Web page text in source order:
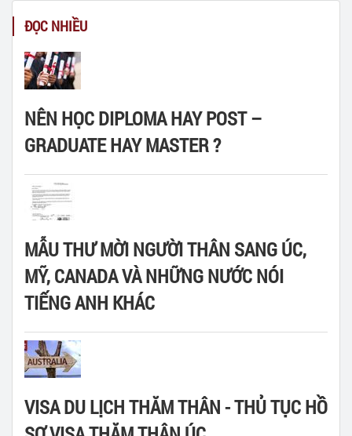
ĐỌC NHIỀU
NÊN HỌC DIPLOMA HAY POST –
GRADUATE HAY MASTER ?
MẪU THƯ MỜI NGƯỜI THÂN SANG ÚC,
MỸ, CANADA VÀ NHỮNG NƯỚC NÓI
TIẾNG ANH KHÁC
VISA DU LỊCH THĂM THÂN - THỦ TỤC HỒ